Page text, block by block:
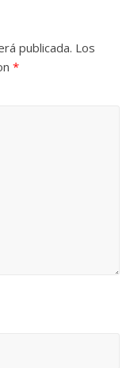
publicada. Los
*